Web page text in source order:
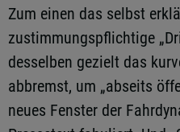
Zum einen das selbst
zustimmungspflichtige
desselben gezielt das
abbremst, um „abseits
neues Fenster der